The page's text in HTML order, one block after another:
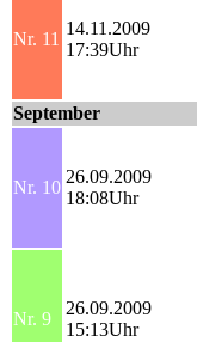
Nr. 11
14.11.2009
17:39Uhr
September
Nr. 10
26.09.2009
18:08Uhr
Nr. 9
26.09.2009
15:13Uhr